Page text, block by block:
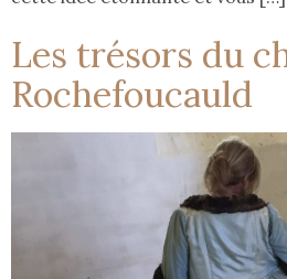
Les trésors du
Rochefoucauld